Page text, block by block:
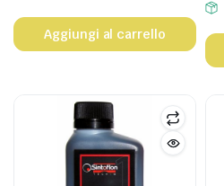
Aggiungi al carrello